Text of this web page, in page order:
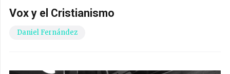
Vox y el Cristianismo
Daniel Fernández